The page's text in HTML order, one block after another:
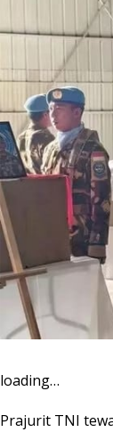
loading…
Prajurit TNI